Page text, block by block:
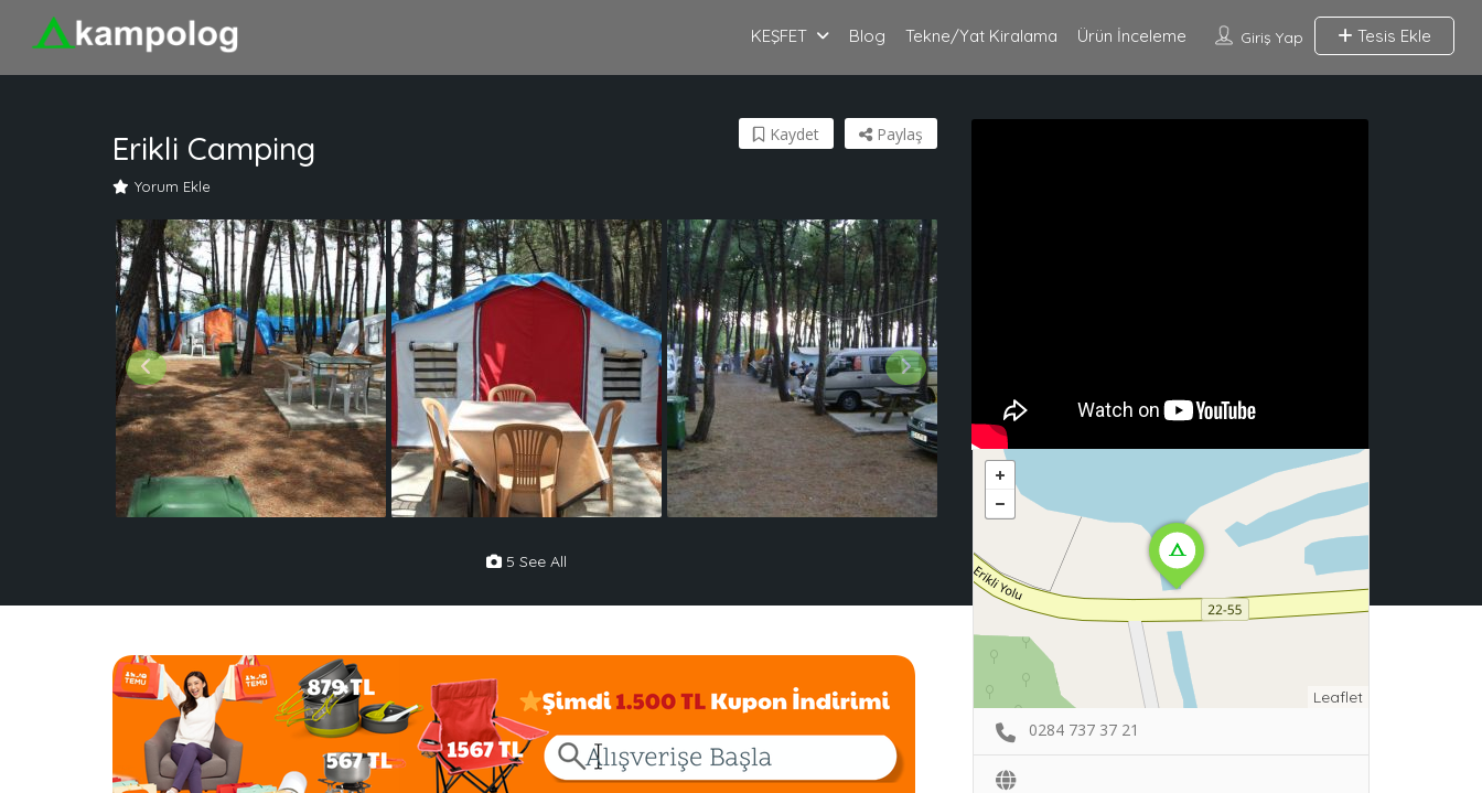
Giriş Yap Tesis Ekle
KEŞFET Blog Tekne/Yat Kiralama Ürün İnceleme
Erikli Camping
Yorum Ekle
Paylaş
Kaydet
5 See All
Leaflet
0284 737 37 21